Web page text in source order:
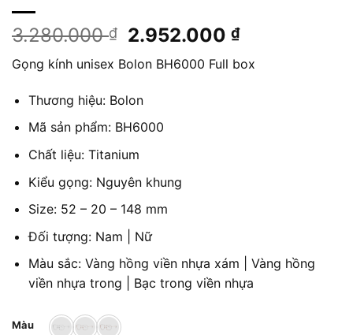
3.280.000₫
Giá
gốc
là:
3.280.000 ₫.
2.952.000₫Giá
tại
Gọng kính unisex Bolon BH6000 Full box
Thương hiệu: Bolon
Mã sản phẩm: BH6000
Chất liệu: Titanium
Kiểu gọng: Nguyên khung
Size: 52 – 20 – 148 mm
Đối tượng: Nam | Nữ
Màu sắc: Vàng hồng viền nhựa xám | Vàng hồng
viền nhựa trong | Bạc trong viền nhựa
Màu